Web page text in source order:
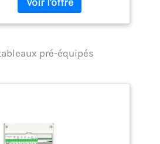
disjoncteurs PH 16A
SIEMENS 3 peignes
pictogrammes de repérage
pour les appareils
pré-équipés